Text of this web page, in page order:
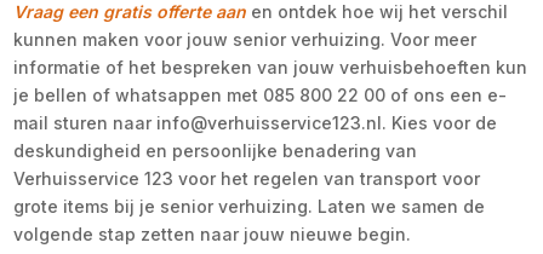
Vraag een gratis offerte aan en ontdek hoe wij het verschil
kunnen maken voor jouw senior verhuizing. Voor meer
informatie of het bespreken van jouw verhuisbehoeften kun
je bellen of whatsappen met 085 800 22 00 of ons een e-
mail sturen naar info@verhuisservice123.nl. Kies voor de
deskundigheid en persoonlijke benadering van
Verhuisservice 123 voor het regelen van transport voor
grote items bij je senior verhuizing. Laten we samen de
volgende stap zetten naar jouw nieuwe begin.